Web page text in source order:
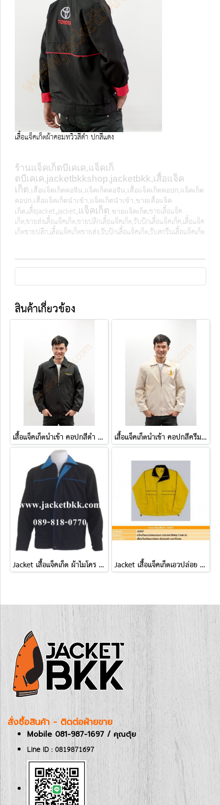
เสื้อแจ็คเก็ตผ้าคอมทวิวสีดำ ปกสีแดง
ร้านแจ็คเก็ตบีเคเค,แจ็คเก็
ตบีเคเค,jacketbkkshop,jacketbkk,เสื้อแจ็ค
เก็ต ,เสื้อแจ็คเก็ตคอจีน,แจ็คเก็ตคอจีน,เสื้อแจ็คเก็ตคอปก,แจ็คเก็ต
คอปก,เสื้อแจ็คเก็ตนำเข้า,แจ็คเก็ตนำเข้า,ขายเสื้อแจ็ค
เก็ต,เสื้อjacket,jacket,แจ็คเก็ต ,ขายแจ็คเก็ต,ขายเสื้อแจ็ค
เก็ต,ขายส่งเสื้อแจ็คเก็ต,ขายปลีกเสื้อแจ็คเก็ต,รับปักเสื้อแจ็คเก็ค,เสื้อแจ็ค
เก็ตขายปลีก,เสื้อแจ็คเก็ตขายส่ง,รับปักเสื้อแจ็คเก็ต,รับสกรีนเสื้อแจ็คเก็ต
สินค้าเกี่ยวข้อง
เสื้อแจ็คเก็ตนำเข้า คอปกสีดำ ปักHollywood เสื้อแจ็คเก็ตนำเข้า คอปกสีครีม ปักกรุงเทพมหานคร
Jacket เสื้อแจ็คเก็ต ผ้าไมโคร ตัดต่อสองด้าน ดำปกฟ้า-ฟ้าปกดำ Jacket เสื้อแจ็คเก็ตเอวปล่อย ( แบบ A )
สั่งซื้อสินค้า - ติดต่อฝ่ายขาย
Mobile 081-987-1697 / คุณตุ้ย
Line ID : 0819871697